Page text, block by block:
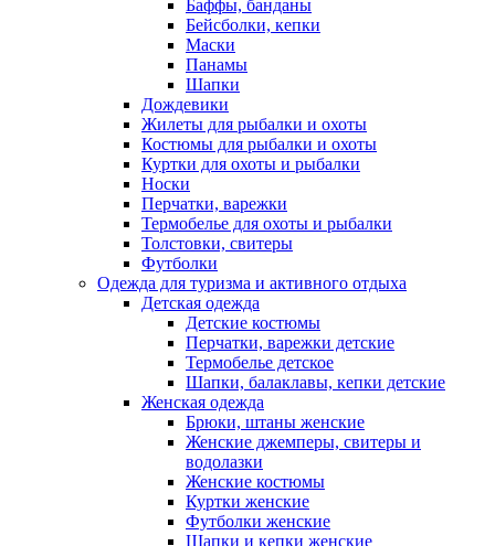
Баффы, банданы
Бейсболки, кепки
Маски
Панамы
Шапки
Дождевики
Жилеты для рыбалки и охоты
Костюмы для рыбалки и охоты
Куртки для охоты и рыбалки
Носки
Перчатки, варежки
Термобелье для охоты и рыбалки
Толстовки, свитеры
Футболки
Одежда для туризма и активного отдыха
Детская одежда
Детские костюмы
Перчатки, варежки детские
Термобелье детское
Шапки, балаклавы, кепки детские
Женская одежда
Брюки, штаны женские
Женские джемперы, свитеры и
водолазки
Женские костюмы
Куртки женские
Футболки женские
Шапки и кепки женские